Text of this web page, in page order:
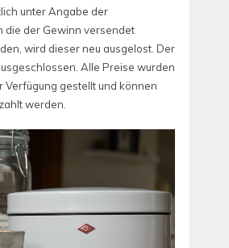
unter Angabe der
die der Gewinn versendet
wird dieser neu ausgelost. Der
Alle Preise wurden
Verfügung gestellt und können
werden.